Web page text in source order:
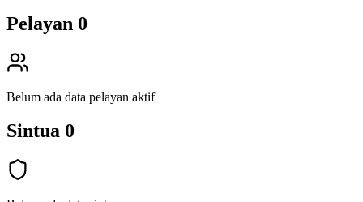
Pelayan 0
Belum ada data pelayan aktif
Sintua 0